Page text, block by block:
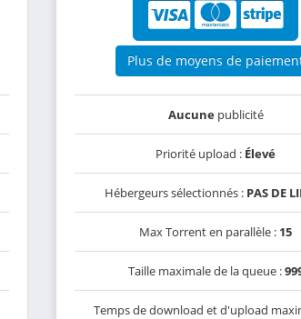
Plus de moyens de
Aucunepublicité
Priorité upload : Élevé
Hébergeurs sélectionnés : PAS DE
Max Torrent en parallèle : 15
Taille maximale de la queue :
Temps de download et d'upload